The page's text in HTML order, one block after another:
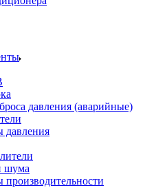
давления (аварийные)
давления
шума
производительности